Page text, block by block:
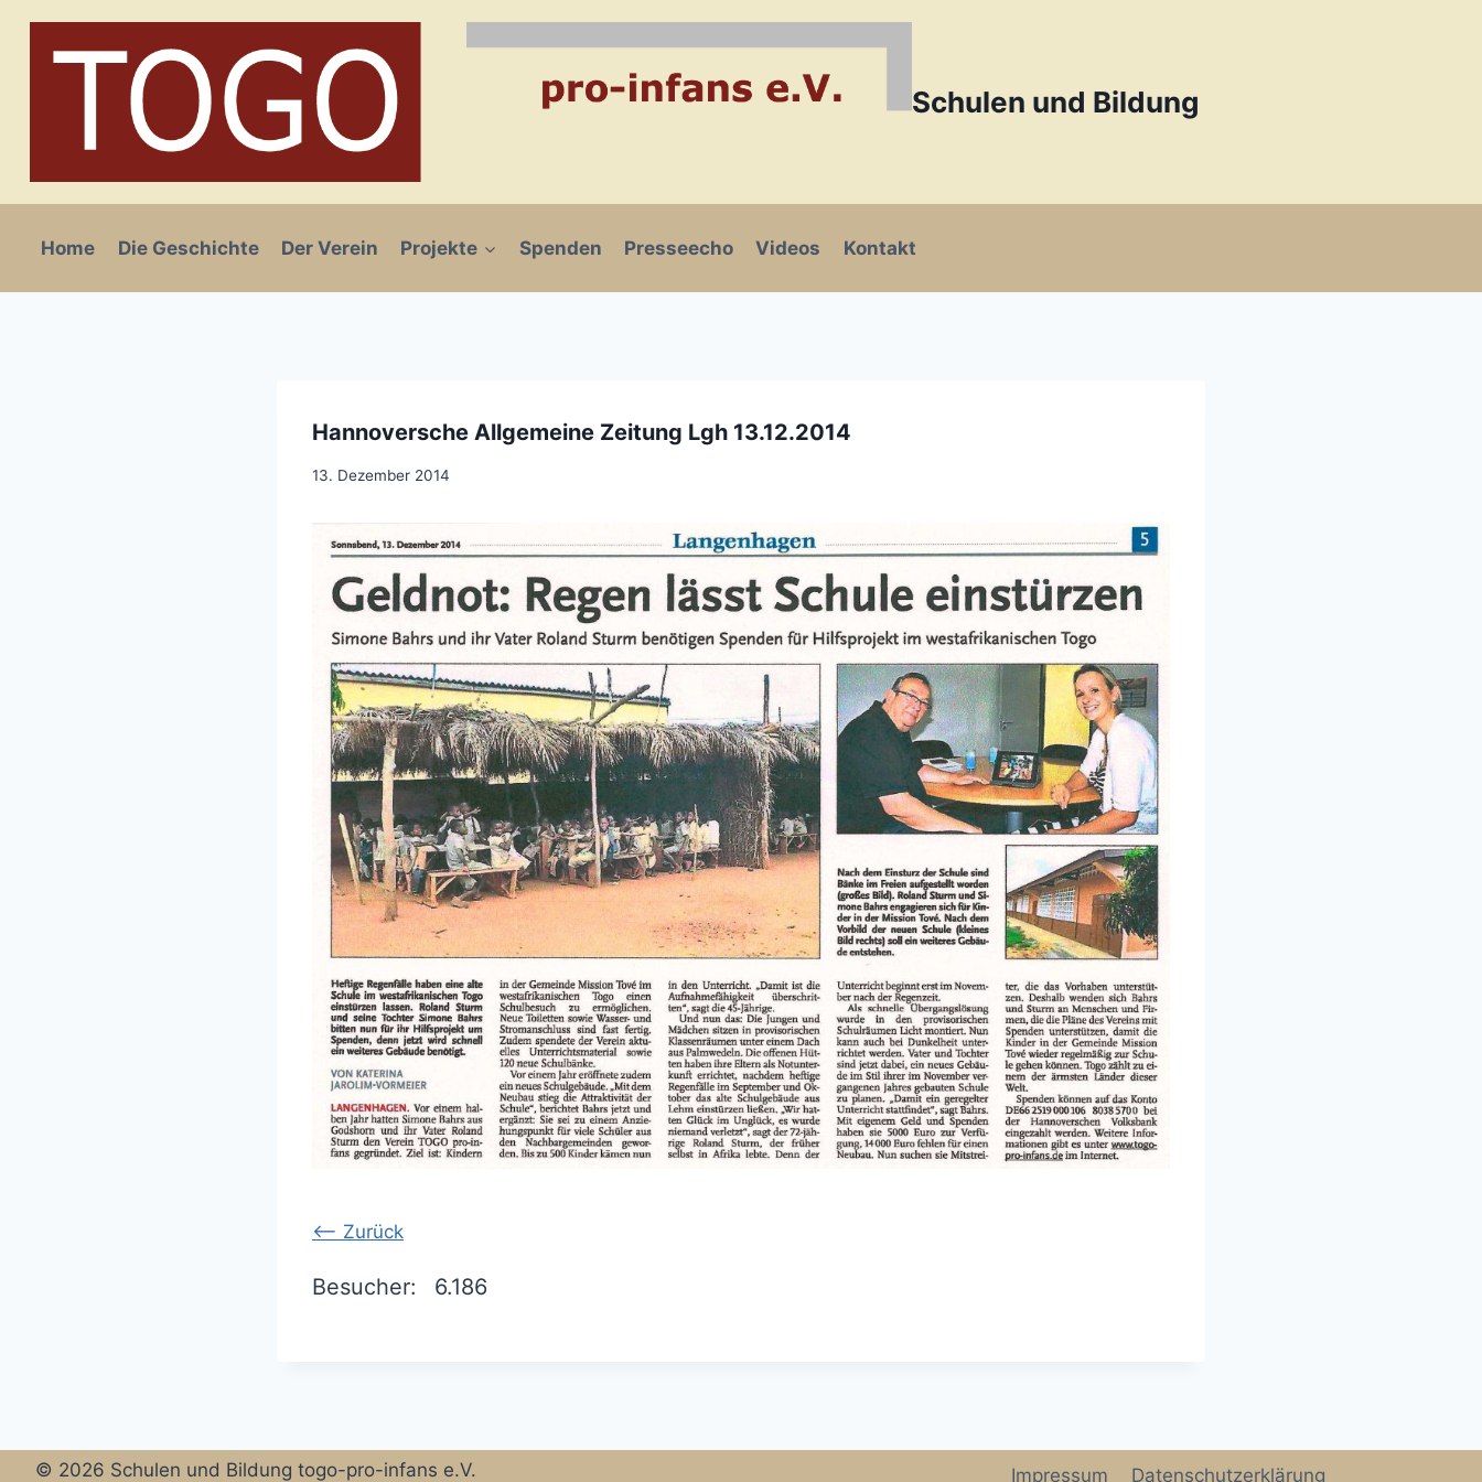
Schulen und Bildung
Home Die Geschichte Der Verein Projekte Spenden Presseecho Videos Kontakt
Hannoversche Allgemeine Zeitung Lgh 13.12.2014
13. Dezember 2014
<-- Zurück
Besucher: 6.186
© 2026 Schulen und Bildung togo-pro-infans e.V. Impressum Datenschutzerklärung